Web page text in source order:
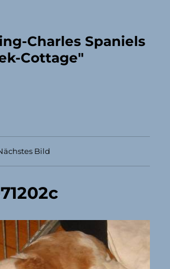
Charles Spaniels
Cottage"
Bild